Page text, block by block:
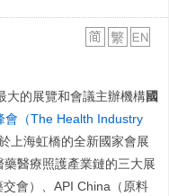
大的展覽和會議主辦機構國
會（The Health Industry
上海虹橋的全新國家會展
醫療照護產業鏈的三大展
會）、API China（原料